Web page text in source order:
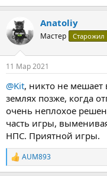
Anatoliy
Мастер Старожил
11 Мар 2021
@Kit, никто не
землях позже, когда
очень неплохое
часть игры,
НПС. Приятной игры.
Р
е
AUM893